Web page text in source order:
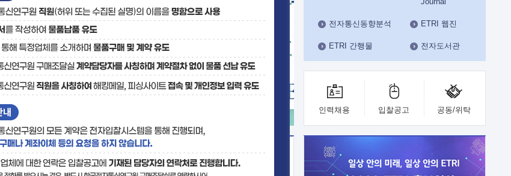
기획본부
사업화본부
행정본부
대외협력부
전자통신동향분석 ETRI 웹진
ETRI 간행물 전자도서관
인력채용 입찰공고 공동/위탁
기술사업화플랫폼/기술이전